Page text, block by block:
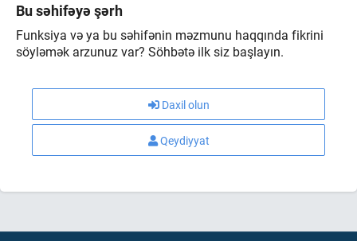
Bu səhifəyə şərh
Funksiya və ya bu səhifənin məzmunu haqqında fikrini
söyləmək arzunuz var? Söhbətə ilk siz başlayın.
Daxil olun
Qeydiyyat